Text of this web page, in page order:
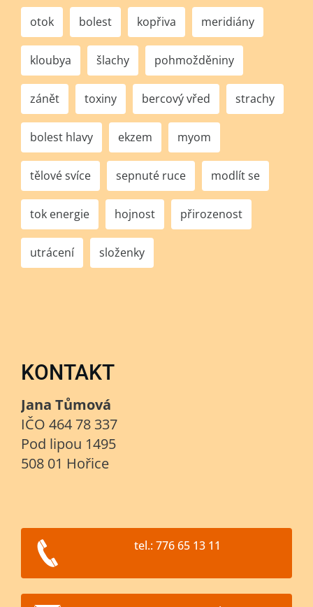
otok bolest kopřiva meridiány
kloubya šlachy pohmožděniny
zánět toxiny bercový vřed strachy
bolest hlavy ekzem myom
tělové svíce sepnuté ruce modlít se
tok energie hojnost přirozenost
utrácení složenky
KONTAKT
Jana Tůmová
IČO 464 78 337
Pod lipou 1495
508 01 Hořice
tel.: 776 65 13 11